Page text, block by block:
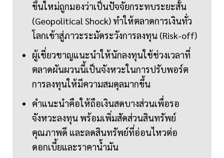
ขึ้นใหม่ถูกมองว่าเป็นปัจจัยกระทบระยะสั้น
(Geopolitical Shock) ทำให้ตลาดการเงินทั่ว
โลกเข้าสู่ภาวะระมัดระวังการลงทุน (Risk-off)
ผู้เชี่ยวชาญแนะนำให้นักลงทุนใช้ช่วงเวลาที่
ตลาดผันผวนนี้เป็นจังหวะในการปรับพอร์ต
การลงทุนให้มีความสมดุลมากขึ้น
คำแนะนำคือให้ถือเงินสดบางส่วนเพื่อรอ
จังหวะลงทุน พร้อมเพิ่มสัดส่วนสินทรัพย์
คุณภาพดี และลดสินทรัพย์ที่อ่อนไหวต่อ
ดอกเบี้ยและราคาน้ำมัน